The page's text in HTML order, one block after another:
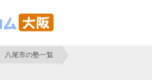
八尾市の塾一覧